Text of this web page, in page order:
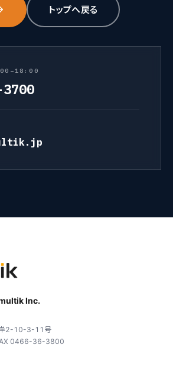
トップへ戻る
multik Inc.
岸2-10-3-11号
0466-36-3800